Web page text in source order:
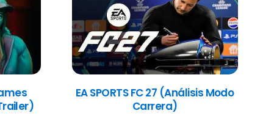
EA SPORTS FC 27 (Análisis Modo
Carrera)